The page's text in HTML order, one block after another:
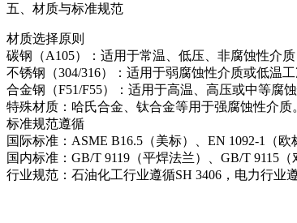
五、材质与标准规范
材质选择原则
碳钢（A105）：适用于常温、低压、非腐蚀性介质
不锈钢（304/316）：适用于弱腐蚀性介质或低温工
合金钢（F51/F55）：适用于高温、高压或中等腐蚀
特殊材质：哈氏合金、钛合金等用于强腐蚀性介质
标准规范遵循
国际标准：ASME B16.5（美标）、EN 1092-1（欧
国内标准：GB/T 9119（平焊法兰）、GB/T 9115（
行业规范：石油化工行业遵循SH 3406，电力行业